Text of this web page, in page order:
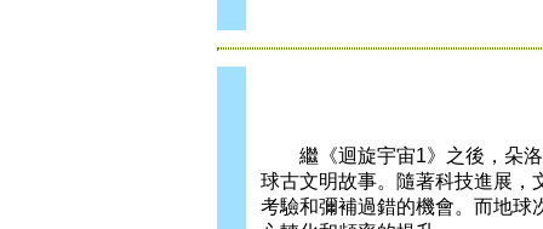
繼《迴旋宇宙1》之後，朵洛
球古文明故事。隨著科技進展，
考驗和彌補過錯的機會。而地球